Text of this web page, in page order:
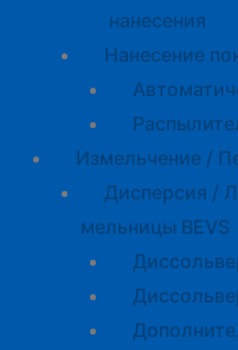
нанесения
Нанесение
Измельчение /
Дисперсия /
мельницы BEVS